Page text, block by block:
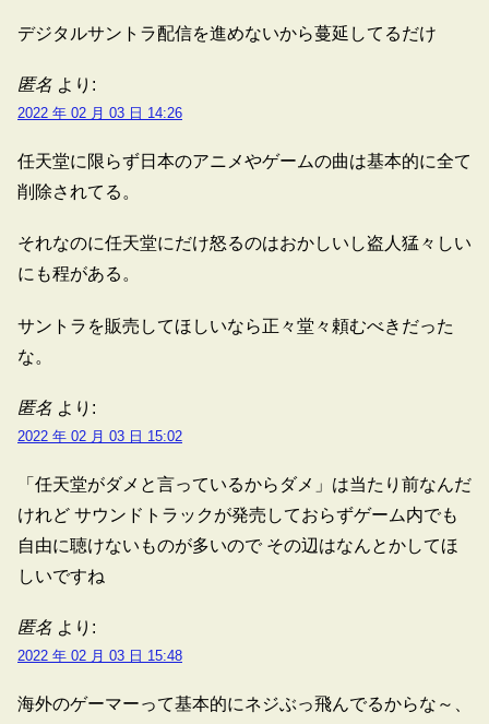
デジタルサントラ配信を進めないから蔓延してるだけ
匿名 より:
2022 年 02 月 03 日 14:26
任天堂に限らず日本のアニメやゲームの曲は基本的に全て
削除されてる。
それなのに任天堂にだけ怒るのはおかしいし盗人猛々しい
にも程がある。
サントラを販売してほしいなら正々堂々頼むべきだった
な。
匿名 より:
2022 年 02 月 03 日 15:02
「任天堂がダメと言っているからダメ」は当たり前なんだ
けれど サウンドトラックが発売しておらずゲーム内でも
自由に聴けないものが多いので その辺はなんとかしてほ
しいですね
匿名 より:
2022 年 02 月 03 日 15:48
海外のゲーマーって基本的にネジぶっ飛んでるからな～、